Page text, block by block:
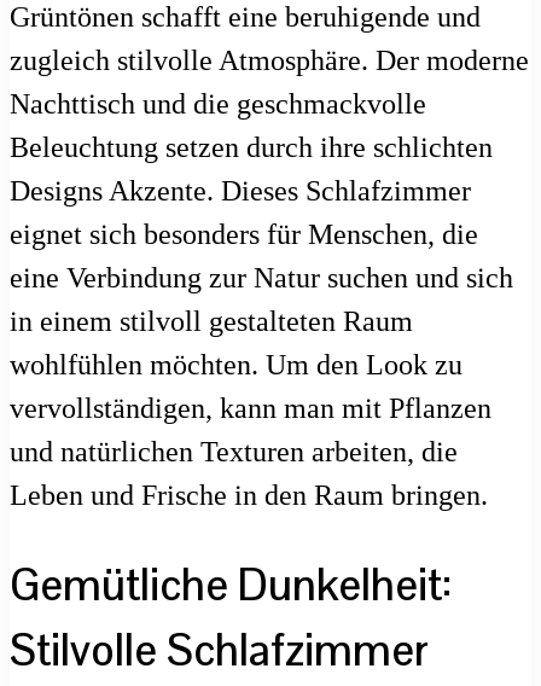
Grüntönen schafft eine beruhigende und
zugleich stilvolle Atmosphäre. Der moderne
Nachttisch und die geschmackvolle
Beleuchtung setzen durch ihre schlichten
Designs Akzente. Dieses Schlafzimmer
eignet sich besonders für Menschen, die
eine Verbindung zur Natur suchen und sich
in einem stilvoll gestalteten Raum
wohlfühlen möchten. Um den Look zu
vervollständigen, kann man mit Pflanzen
und natürlichen Texturen arbeiten, die
Leben und Frische in den Raum bringen.
Gemütliche Dunkelheit:
Stilvolle Schlafzimmer